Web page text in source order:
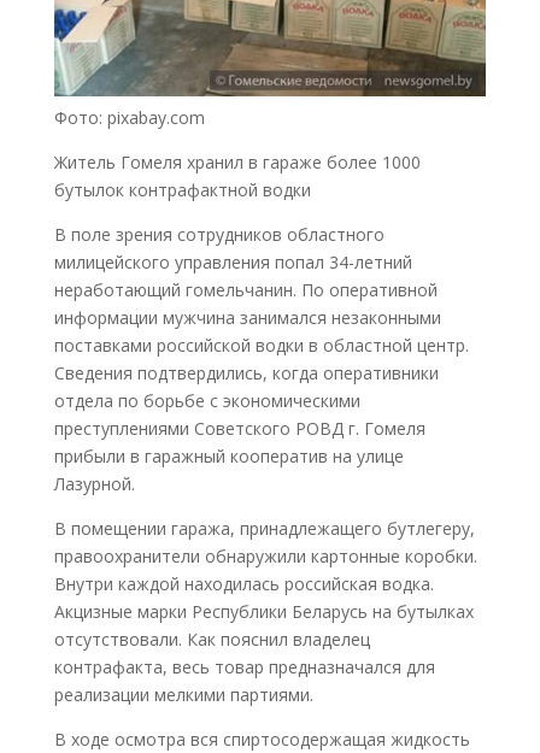
Фото: pixabay.com
Житель Гомеля хранил в гараже более 1000
бутылок контрафактной водки
В поле зрения сотрудников областного
милицейского управления попал 34-летний
неработающий гомельчанин. По оперативной
информации мужчина занимался незаконными
поставками российской водки в областной центр.
Сведения подтвердились, когда оперативники
отдела по борьбе с экономическими
преступлениями Советского РОВД г. Гомеля
прибыли в гаражный кооператив на улице
Лазурной.
В помещении гаража, принадлежащего бутлегеру,
правоохранители обнаружили картонные коробки.
Внутри каждой находилась российская водка.
Акцизные марки Республики Беларусь на бутылках
отсутствовали. Как пояснил владелец
контрафакта, весь товар предназначался для
реализации мелкими партиями.
В ходе осмотра вся спиртосодержащая жидкость